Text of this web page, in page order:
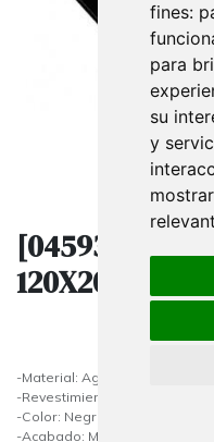
fines:
para
su
y
[045933]
120X20 Cm
-Material: Aglomerado
-Revestimiento: Melamina
-Color: Negro
-Acabado: Mate